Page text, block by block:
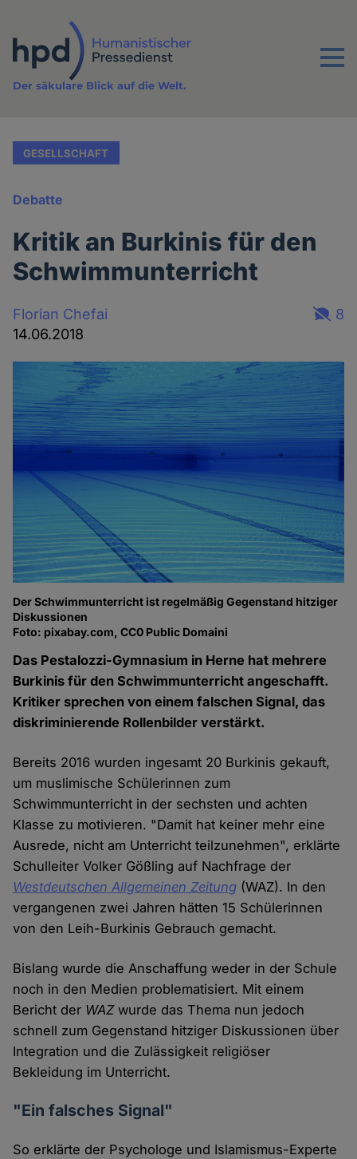
Inhalt
Menu
Der säkulare Blick auf die Welt.
GESELLSCHAFT
Debatte
Kritik an Burkinis für den
Schwimmunterricht
Florian Chefai
14.06.2018
8
Der Schwimmunterricht ist regelmäßig Gegenstand hitziger
Diskussionen
Foto: pixabay.com, CC0 Public Domaini
Das Pestalozzi-Gymnasium in Herne hat mehrere
Burkinis für den Schwimmunterricht angeschafft.
Kritiker sprechen von einem falschen Signal, das
diskriminierende Rollenbilder verstärkt.
Bereits 2016 wurden ingesamt 20 Burkinis gekauft,
um muslimische Schülerinnen zum
Schwimmunterricht in der sechsten und achten
Klasse zu motivieren. "Damit hat keiner mehr eine
Ausrede, nicht am Unterricht teilzunehmen", erklärte
Schulleiter Volker Gößling auf Nachfrage der
Westdeutschen Allgemeinen Zeitung (WAZ). In den
vergangenen zwei Jahren hätten 15 Schülerinnen
von den Leih-Burkinis Gebrauch gemacht.
Bislang wurde die Anschaffung weder in der Schule
noch in den Medien problematisiert. Mit einem
Bericht der WAZwurde das Thema nun jedoch
schnell zum Gegenstand hitziger Diskussionen über
Integration und die Zulässigkeit religiöser
Bekleidung im Unterricht.
"Ein falsches Signal"
So erklärte der Psychologe und Islamismus-Experte